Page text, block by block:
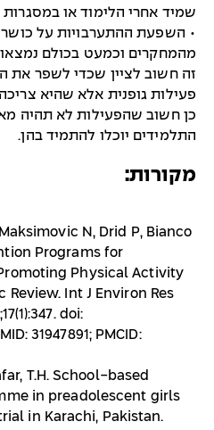
שמיד אחרי הלימוד או במסגרות
• השפעת ההתערבויות על כושר
מהמחקרים וכמעט בכולם
זה חשוב לציין שכדי לשפר את
כן חשוב שהפעילות לא תהיה
התלמידים יוכלו להתמיד בהן.
מקורות:
N, Drid P, Bianco
Programs for
Physical Activity
Int J Environ Res
doi:
31947891; PMCID:
T.H. School-based
in preadolescent girls
in Karachi, Pakistan.